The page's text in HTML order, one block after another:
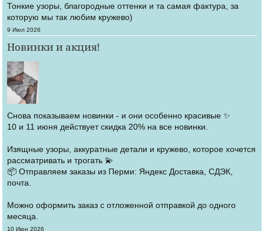
Тонкие узоры, благородные оттенки и та самая фактура, за
которую мы так любим кружево)
Создано
9 Июл 2026
Новинки и акция!
Снова показываем новинки - и они особенно красивые ✨
10 и 11 июня действует скидка 20% на все новинки.
Изящные узоры, аккуратные детали и кружево, которое хочется
рассматривать и трогать 💫
📦 Отправляем заказы из Перми: Яндекс Доставка, СДЭК,
почта.
Можно оформить заказ с отложенной отправкой до одного
месяца.
Создано
10 Июн 2026